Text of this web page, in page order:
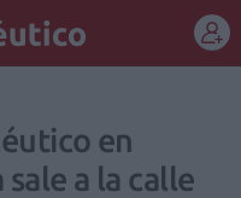
en
a la calle